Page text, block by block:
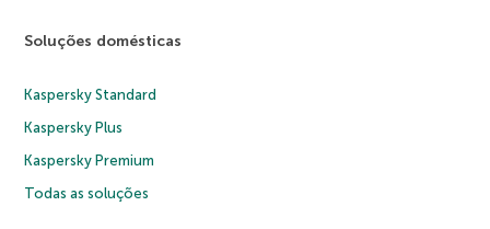
Soluções domésticas
Kaspersky Standard
Kaspersky Plus
Kaspersky Premium
Todas as soluções